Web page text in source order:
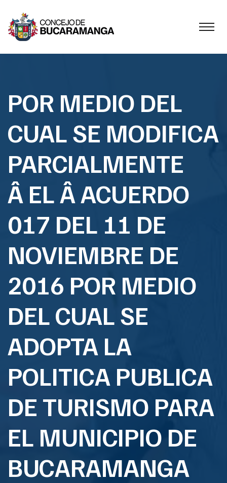
POR MEDIO DEL
CUAL SE MODIFICA
PARCIALMENTE
Â EL Â ACUERDO
017 DEL 11 DE
NOVIEMBRE DE
2016 POR MEDIO
DEL CUAL SE
ADOPTA LA
POLITICA PUBLICA
DE TURISMO PARA
EL MUNICIPIO DE
BUCARAMANGA